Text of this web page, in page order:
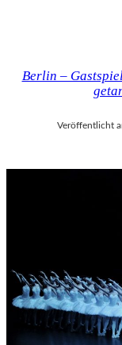
Berlin –
Veröffentlicht